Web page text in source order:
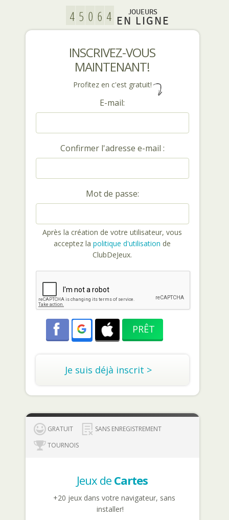
JOUEURS
EN LIGNE
INSCRIVEZ-VOUS
MAINTENANT!
Profitez en c'est gratuit!
E-mail:
Confirmer l'adresse e-mail :
Mot de passe:
Après la création de votre utilisateur, vous
acceptez la politique d'utilisation de
ClubDeJeux.
Je suis déjà inscrit >
GRATUIT
SANS ENREGISTREMENT
TOURNOIS
Jeux de Cartes
+20 jeux dans votre navigateur, sans
installer!